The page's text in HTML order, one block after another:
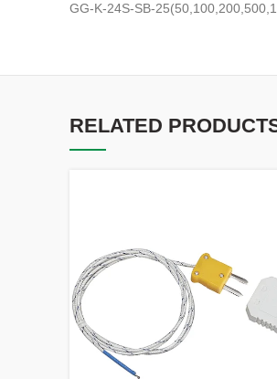
GG-K-24S-SB-
RELATED